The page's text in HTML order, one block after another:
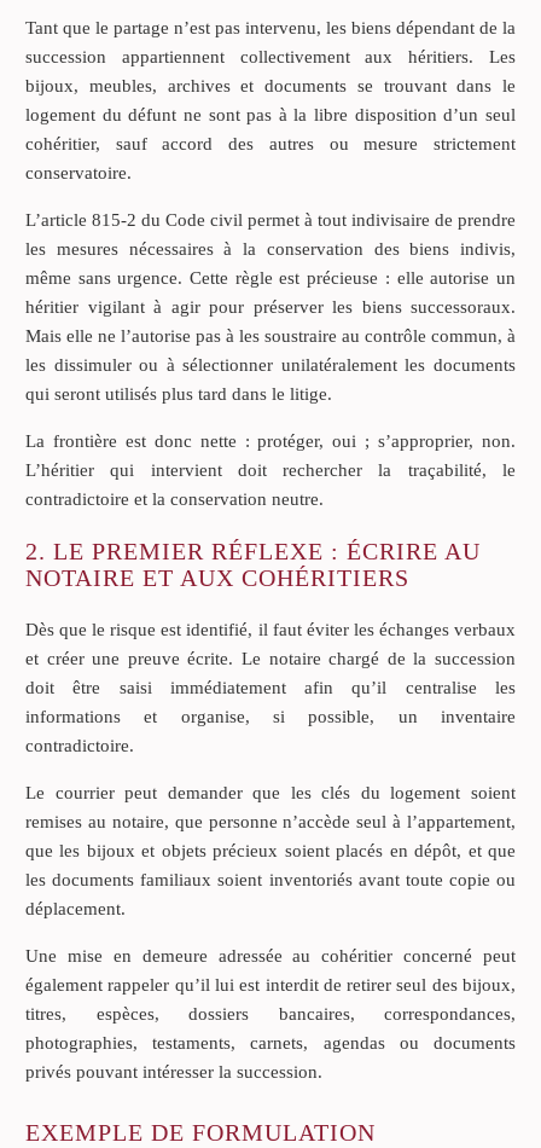
Tant que le partage n’est pas intervenu, les biens dépendant de la
succession appartiennent collectivement aux héritiers. Les
bijoux, meubles, archives et documents se trouvant dans le
logement du défunt ne sont pas à la libre disposition d’un seul
cohéritier, sauf accord des autres ou mesure strictement
conservatoire.
L’article 815-2 du Code civil permet à tout indivisaire de prendre
les mesures nécessaires à la conservation des biens indivis,
même sans urgence. Cette règle est précieuse : elle autorise un
héritier vigilant à agir pour préserver les biens successoraux.
Mais elle ne l’autorise pas à les soustraire au contrôle commun, à
les dissimuler ou à sélectionner unilatéralement les documents
qui seront utilisés plus tard dans le litige.
La frontière est donc nette : protéger, oui ; s’approprier, non.
L’héritier qui intervient doit rechercher la traçabilité, le
contradictoire et la conservation neutre.
2. LE PREMIER RÉFLEXE : ÉCRIRE AU
NOTAIRE ET AUX COHÉRITIERS
Dès que le risque est identifié, il faut éviter les échanges verbaux
et créer une preuve écrite. Le notaire chargé de la succession
doit être saisi immédiatement afin qu’il centralise les
informations et organise, si possible, un inventaire
contradictoire.
Le courrier peut demander que les clés du logement soient
remises au notaire, que personne n’accède seul à l’appartement,
que les bijoux et objets précieux soient placés en dépôt, et que
les documents familiaux soient inventoriés avant toute copie ou
déplacement.
Une mise en demeure adressée au cohéritier concerné peut
également rappeler qu’il lui est interdit de retirer seul des bijoux,
titres, espèces, dossiers bancaires, correspondances,
photographies, testaments, carnets, agendas ou documents
privés pouvant intéresser la succession.
EXEMPLE DE FORMULATION